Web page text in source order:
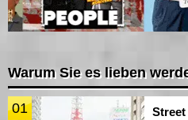
Warum Sie es lieben
01